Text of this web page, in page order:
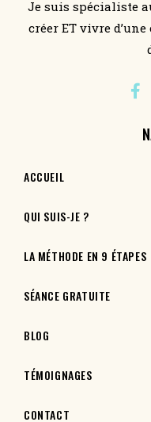
Je suis spécialiste
créer ET vivre
ACCUEIL
QUI SUIS-JE ?
LA MÉTHODE EN 9 ÉTAPES
SÉANCE GRATUITE
BLOG
TÉMOIGNAGES
CONTACT